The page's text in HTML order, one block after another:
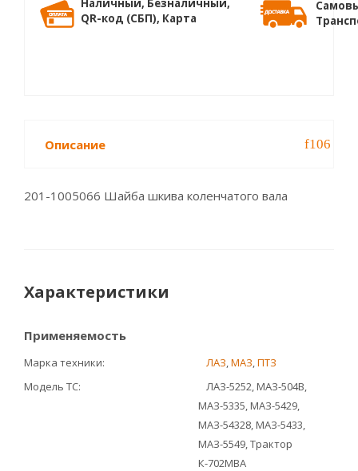
Наличный, Безналичный,
QR-код (СБП), Карта
Описание
201-1005066 Шайба шкива коленчатого вала
Характеристики
Применяемость
Марка техники ЛАЗ,МАЗ,ПТЗ
Модель ТС
ЛАЗ-5252, МАЗ-504В,
МАЗ-5335, МАЗ-5429,
МАЗ-54328, МАЗ-5433,
МАЗ-5549, Трактор
К-702МВА